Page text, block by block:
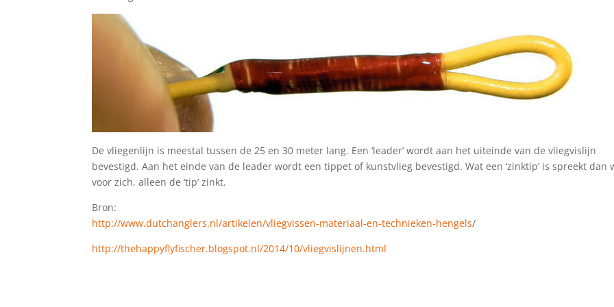
De vliegenlijn is meestal tussen de 25 en 30 meter lang. Een ‘leader’ wordt aan het uiteinde van de vliegvislijn
bevestigd. Aan het einde van de leader wordt een tippet of kunstvlieg bevestigd. Wat een ‘zinktip’ is spreekt dan
voor zich, alleen de ‘tip’ zinkt.
Bron:
http://www.dutchanglers.nl/artikelen/vliegvissen-materiaal-en-technieken-hengels/
http://thehappyflyfischer.blogspot.nl/2014/10/vliegvislijnen.html